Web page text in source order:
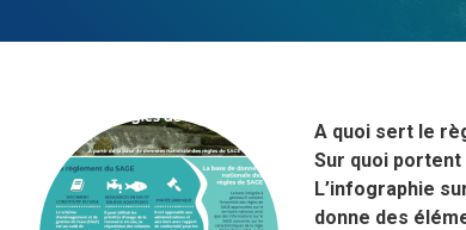
A quoi sert le
Sur quoi
L’infographie
donne des